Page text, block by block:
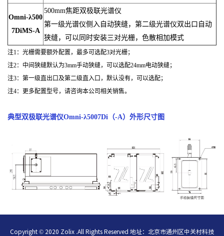
Omni-λ500
7DiMS-A
500mm焦距双极联光谱仪
第一级光谱仪侧入自动狭缝，第二级光谱仪双出口自动
狭缝，可以同时安装三对光栅，色散相加模式
注1：光栅需要额外配置，最多可选配3对光栅；
注2：中间狭缝默认为3mm手动狭缝，可以选配24mm电动狭缝；
注3：第一级直出口及第二级直入口，默认没有，可以选配；
注4：更多配置型号，请咨询本公司相关销售。
典型双极联光谱仪Omni-λ5007Di（-A）外形尺寸图
Copyright © 2020 Zolix .All Rights Reserved 地址：北京市通州区中关村科技